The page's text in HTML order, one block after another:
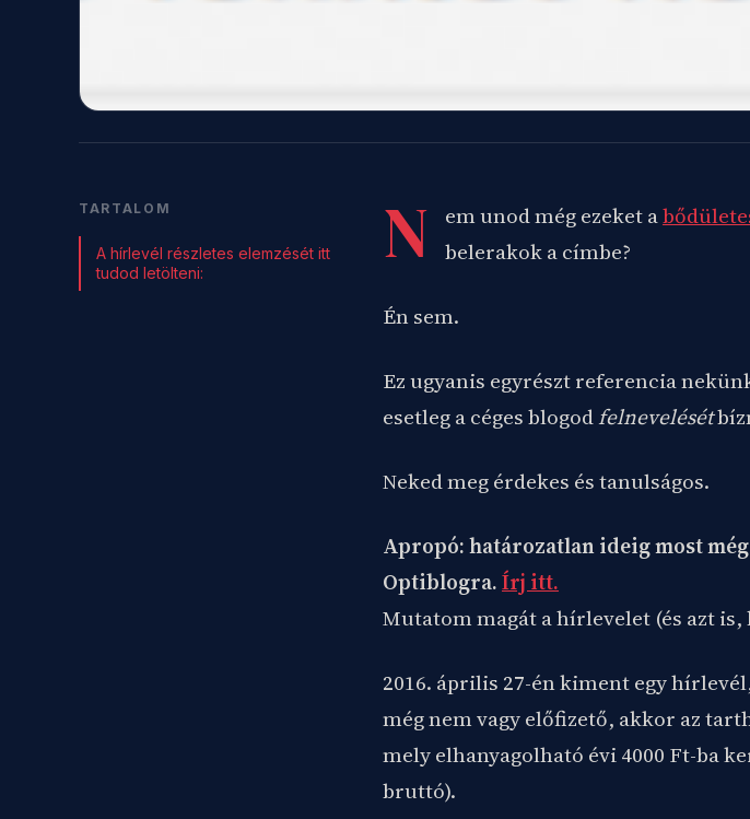
TARTALOM
A hírlevél részletes elemzését itt
tudod letölteni:
N em unod még ezeket a
belerakok a címbe?
Én sem.
Ez ugyanis egyrészt referencia
esetleg a céges blogodfelnevelését
Neked meg érdekes és tanulságos.
Apropó: határozatlan ideig most
Optiblogra.Írj itt.
Mutatom magát a hírlevelet (és azt
2016. április 27-én kiment egy
még nem vagy előfizető, akkor az
mely elhanyagolható évi 4000 Ft-ba
bruttó).